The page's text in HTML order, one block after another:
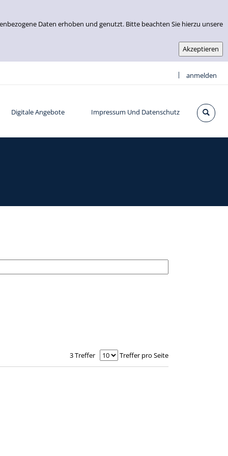
Daten erhoben und genutzt. Bitte beachten Sie hierzu unsere
| anmelden
Digitale Angebote Impressum Und Datenschutz
3 Treffer Treffer pro Seite